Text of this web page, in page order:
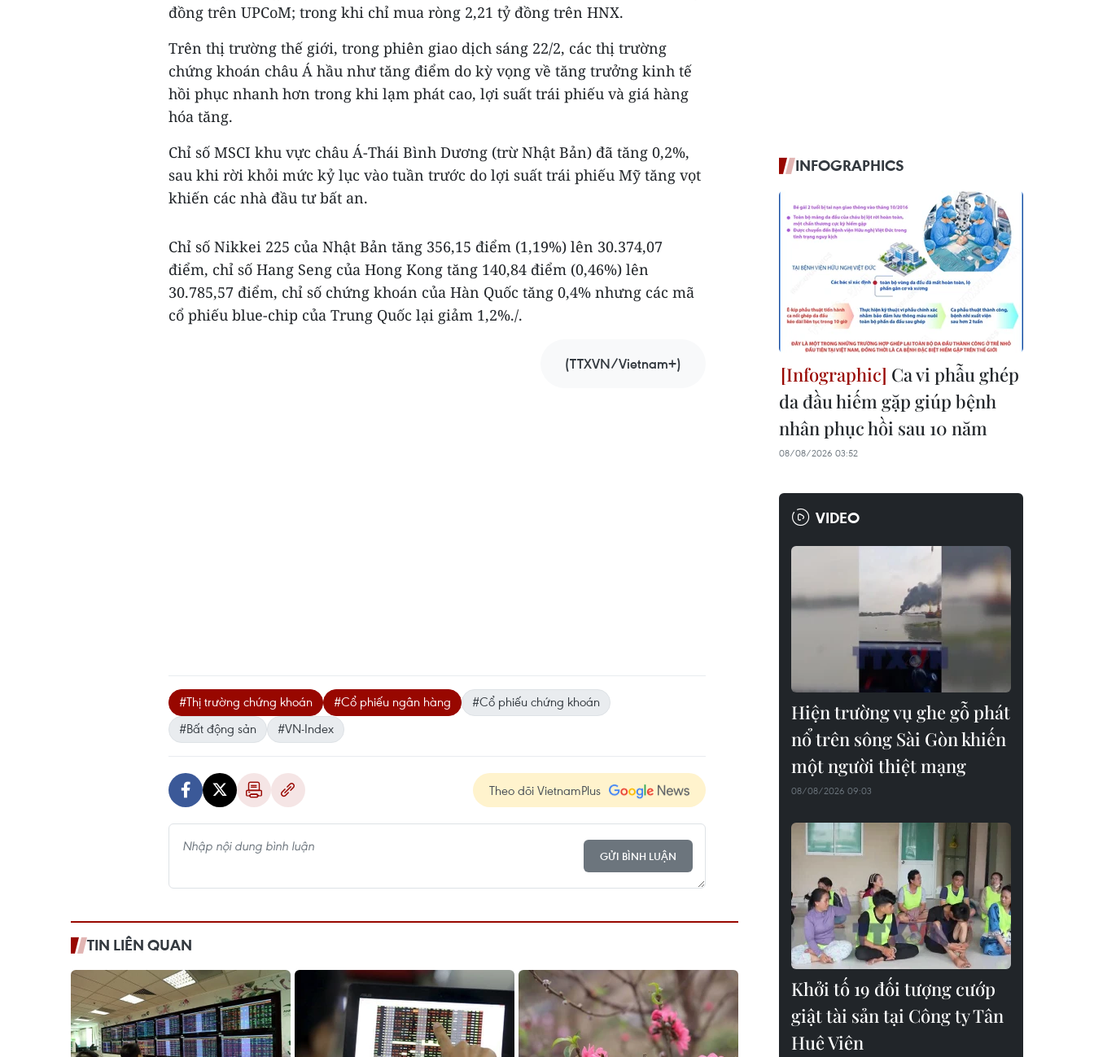
đồng trên UPCoM; trong khi chỉ mua ròng 2,21 tỷ đồng trên HNX.
Trên thị trường thế giới, trong phiên giao dịch sáng 22/2, các thị trường
chứng khoán châu Á hầu như tăng điểm do kỳ vọng về tăng trưởng kinh tế
hồi phục nhanh hơn trong khi lạm phát cao, lợi suất trái phiếu và giá hàng
hóa tăng.
Chỉ số MSCI khu vực châu Á-Thái Bình Dương (trừ Nhật Bản) đã tăng 0,2%,
sau khi rời khỏi mức kỷ lục vào tuần trước do lợi suất trái phiếu Mỹ tăng vọt
khiến các nhà đầu tư bất an.
Chỉ số Nikkei 225 của Nhật Bản tăng 356,15 điểm (1,19%) lên 30.374,07
điểm, chỉ số Hang Seng của Hong Kong tăng 140,84 điểm (0,46%) lên
30.785,57 điểm, chỉ số chứng khoán của Hàn Quốc tăng 0,4% nhưng các mã
cổ phiếu blue-chip của Trung Quốc lại giảm 1,2%./.
(TTXVN/Vietnam+)
#Thị trường chứng khoán #Cổ phiếu ngân hàng
#Cổ phiếu chứng khoán
#Bất động sản
#VN-Index
Theo dõi VietnamPlus
GỬI BÌNH LUẬN
TIN LIÊN QUAN
INFOGRAPHICS
Ca vi phẫu ghép
da đầu hiếm gặp giúp bệnh
nhân phục hồi sau 10 năm
08/08/2026 03:52
VIDEO
Hiện trường vụ ghe gỗ phát
nổ trên sông Sài Gòn khiến
một người thiệt mạng
08/08/2026 09:03
Khởi tố 19 đối tượng cướp
giật tài sản tại Công ty Tân
Huê Viên